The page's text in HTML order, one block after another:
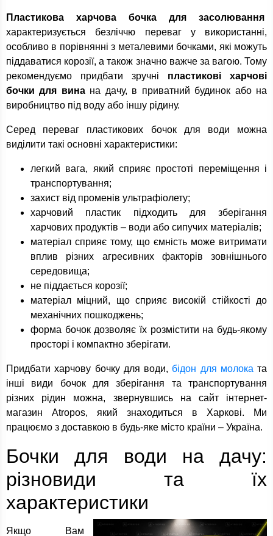
Пластикова харчова бочка для засолювання
характеризується безліччю переваг у використанні,
особливо в порівнянні з металевими бочками, які можуть
піддаватися корозії, а також значно важче за вагою. Тому
рекомендуємо придбати зручні пластикові харчові
бочки для винана дачу, в приватний будинок або на
виробництво під воду або іншу рідину.
Серед переваг пластикових бочок для води можна
виділити такі основні характеристики:
легкий вага, який сприяє простоті переміщення і
транспортування;
захист від променів ультрафіолету;
харчовий пластик підходить для зберігання
харчових продуктів – води або сипучих матеріалів;
матеріал сприяє тому, що ємність може витримати
вплив різних агресивних факторів зовнішнього
середовища;
не піддається корозії;
матеріал міцний, що сприяє високій стійкості до
механічних пошкоджень;
форма бочок дозволяє їх розмістити на будь-якому
просторі і компактно зберігати.
Придбати харчову бочку для води, бідон для молока та
інші види бочок для зберігання та транспортування
різних рідин можна, звернувшись на сайт інтернет-
магазин Atropos, який знаходиться в Харкові. Ми
працюємо з доставкою в будь-яке місто країни – Україна.
Бочки для води на дачу:
різновиди та їх
характеристики
Якщо Вам